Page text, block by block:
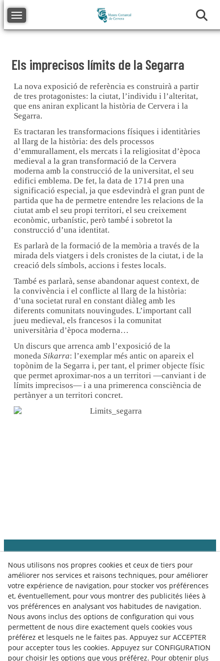
Toggle navigation
Els imprecisos límits de la Segarra
La nova exposició de referència es construirà a partir
de tres protagonistes: la ciutat, l’individu i l’alteritat,
que ens aniran explicant la història de Cervera i la
Segarra.
Es tractaran les transformacions físiques i identitàries
al llarg de la història: des dels processos
d’emmurallament, els mercats i la religiositat d’època
medieval a la gran transformació de la Cervera
moderna amb la construcció de la universitat, el seu
edifici emblema. De fet, la data de 1714 pren una
significació especial, ja que esdevindrà el gran punt de
partida que ha de permetre entendre les relacions de la
ciutat amb el seu propi territori, el seu creixement
econòmic, urbanístic, però també i sobretot la
construcció d’una identitat.
Es parlarà de la formació de la memòria a través de la
mirada dels viatgers i dels cronistes de la ciutat, i de la
creació dels símbols, accions i festes locals.
També es parlarà, sense abandonar aquest context, de
la convivència i el conflicte al llarg de la història:
d’una societat rural en constant diàleg amb les
diferents comunitats nouvingudes. L’important call
jueu medieval, els francesos i la comunitat
universitària d’època moderna…
Un discurs que arrenca amb l’exposició de la
moneda Sikarra: l’exemplar més antic on apareix el
topònim de la Segarra i, per tant, el primer objecte físic
que permet aproximar-nos a un territori ―canviant i de
límits imprecisos― i a una primerenca consciència de
pertànyer a un territori concret.
Nous utilisons nos propres cookies et ceux de tiers pour
améliorer nos services et raisons techniques, pour améliorer
votre expérience de navigation, pour stocker vos préférences
et, éventuellement, pour vous montrer des publicités liées à
vos préférences en analysant vos habitudes de navigation.
Nous avons inclus des options de configuration qui vous
permettent de nous dire exactement quels cookies vous
préférez et lesquels ne le faites pas. Appuyez sur ACCEPTER
pour accepter tous les cookies. Appuyez sur CONFIGURATION
pour choisir les options que vous préférez. Pour obtenir plus